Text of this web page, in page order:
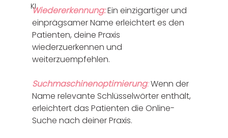
KI
Wiedererkennung: Ein einzigartiger und
einprägsamer Name erleichtert es den
Patienten, deine Praxis
wiederzuerkennen und
weiterzuempfehlen.
Suchmaschinenoptimierung: Wenn der
Name relevante Schlüsselwörter enthält,
erleichtert das Patienten die Online-
Suche nach deiner Praxis.